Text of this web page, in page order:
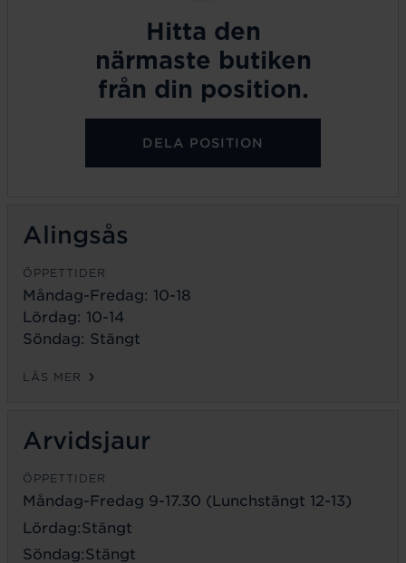
Hitta den
närmaste butiken
från din position.
DELA POSITION
Alingsås
ÖPPETTIDER
Måndag-Fredag: 10-18
Lördag: 10-14
Söndag: Stängt
LÄS MER
Arvidsjaur
ÖPPETTIDER
Måndag-Fredag 9-17.30 (Lunchstängt 12-13)
Lördag:Stängt
Söndag:Stängt